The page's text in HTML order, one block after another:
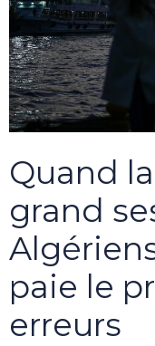
Quand
grand
paie le
erreurs